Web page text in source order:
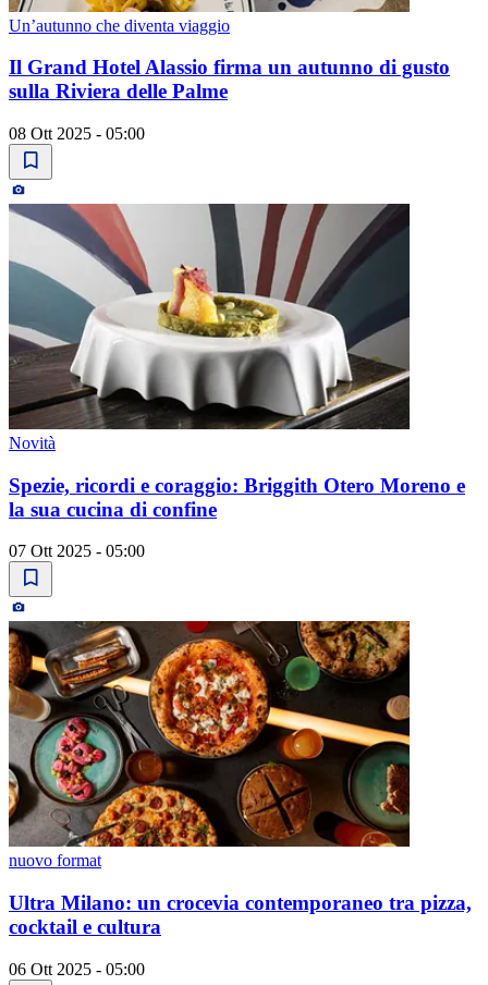
Un’autunno che diventa viaggio
Il Grand Hotel Alassio firma un autunno di gusto
sulla Riviera delle Palme
08 Ott 2025 - 05:00
Novità
Spezie, ricordi e coraggio: Briggith Otero Moreno e
la sua cucina di confine
07 Ott 2025 - 05:00
nuovo format
Ultra Milano: un crocevia contemporaneo tra pizza,
cocktail e cultura
06 Ott 2025 - 05:00